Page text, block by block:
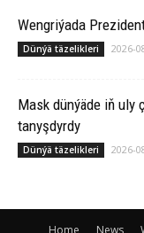
Wengriýada
Dünýä täzelikleri 2026-
Mask dünýäde iň uly
tanyşdyrdy
Dünýä täzelikleri 2026-